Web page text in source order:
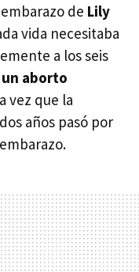
de Lily
vida necesitaba
a los seis
aborto
vez que la
años pasó por